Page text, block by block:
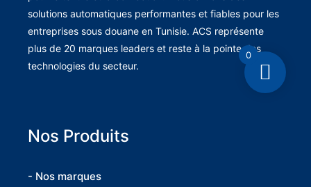
solutions automatiques performantes et fiables pour les
entreprises sous douane en Tunisie. ACS représente
plus de 20 marques leaders et reste à la pointe des
technologies du secteur.
Nos Produits
- Nos marques
0